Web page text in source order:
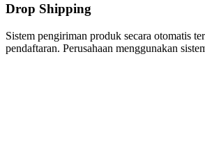
Drop Shipping
Sistem pengiriman produk secara otomatis
pendaftaran. Perusahaan menggunakan